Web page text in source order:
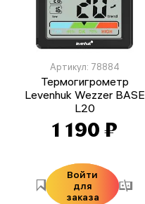
Артикул: 78884
Термогигрометр
Levenhuk Wezzer BASE
L20
1 190 ₽
Войти
для
заказа